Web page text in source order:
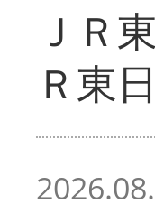
ＪＲ
Ｒ東